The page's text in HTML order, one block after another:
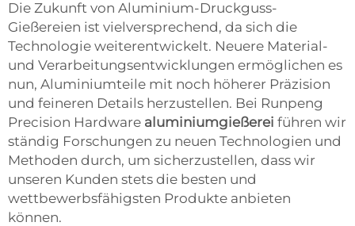
Die Zukunft von Aluminium-Druckguss-
Gießereien ist vielversprechend, da sich die
Technologie weiterentwickelt. Neuere Material-
und Verarbeitungsentwicklungen ermöglichen es
nun, Aluminiumteile mit noch höherer Präzision
und feineren Details herzustellen. Bei Runpeng
Precision Hardware aluminiumgießerei führen wir
ständig Forschungen zu neuen Technologien und
Methoden durch, um sicherzustellen, dass wir
unseren Kunden stets die besten und
wettbewerbsfähigsten Produkte anbieten
können.